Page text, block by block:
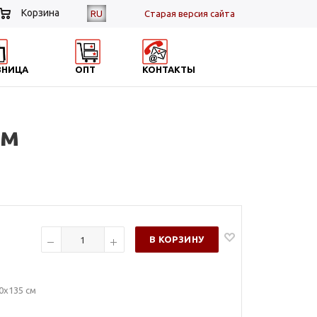
RU Cтарая версия сайта
Корзина
ОПТ КОНТАКТЫ
В КОРЗИНУ
см